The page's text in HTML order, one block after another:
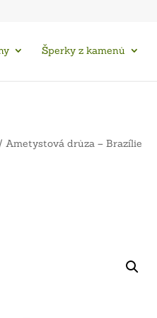
Šperky z kamenů
/ Ametystová drůza – Brazílie